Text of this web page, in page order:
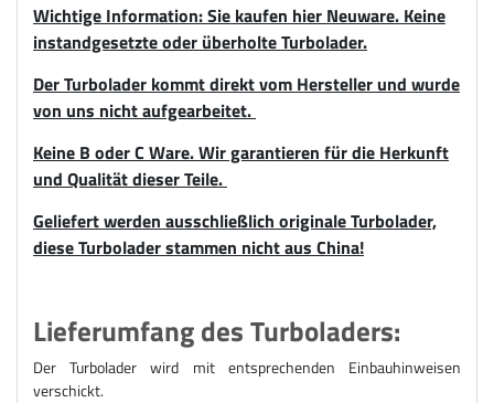
Wichtige Information: Sie kaufen hier Neuware. Keine
instandgesetzte oder überholte Turbolader.
Der Turbolader kommt direkt vom Hersteller und wurde
von uns nicht aufgearbeitet.
Keine B oder C Ware. Wir garantieren für die Herkunft
und Qualität dieser Teile.
Geliefert werden ausschließlich originale Turbolader,
diese Turbolader stammen nicht aus China!
Lieferumfang des Turboladers:
Der Turbolader wird mit entsprechenden Einbauhinweisen
verschickt.